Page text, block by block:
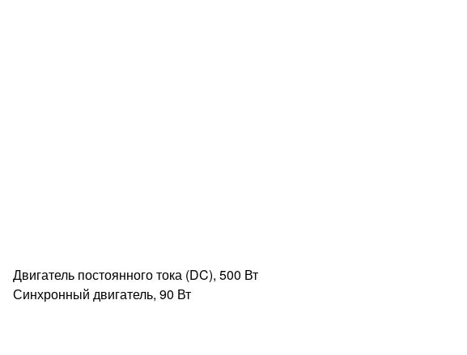
Двигатель постоянного тока (DC), 500 Вт
Синхронный двигатель, 90 Вт